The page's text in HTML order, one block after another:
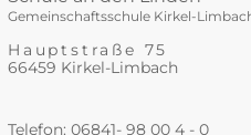
Gemeinschaftsschule Kirkel-
Hauptstraße 75
66459 Kirkel-Limbach
Telefon: 06841- 98 00 4 - 0